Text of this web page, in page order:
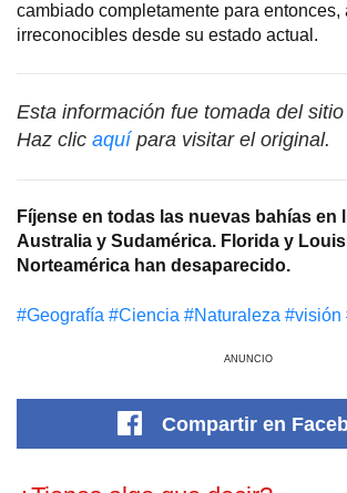
cambiado completamente para
irreconocibles desde su estado actual.
Esta información fue tomada del
Haz clic aquípara visitar el original.
Fíjense en todas las nuevas bahías en
Australia y Sudamérica. Florida y
Norteamérica han desaparecido.
#Geografía #Сiencia #Naturaleza #visión
ANUNCIO
Compartir en